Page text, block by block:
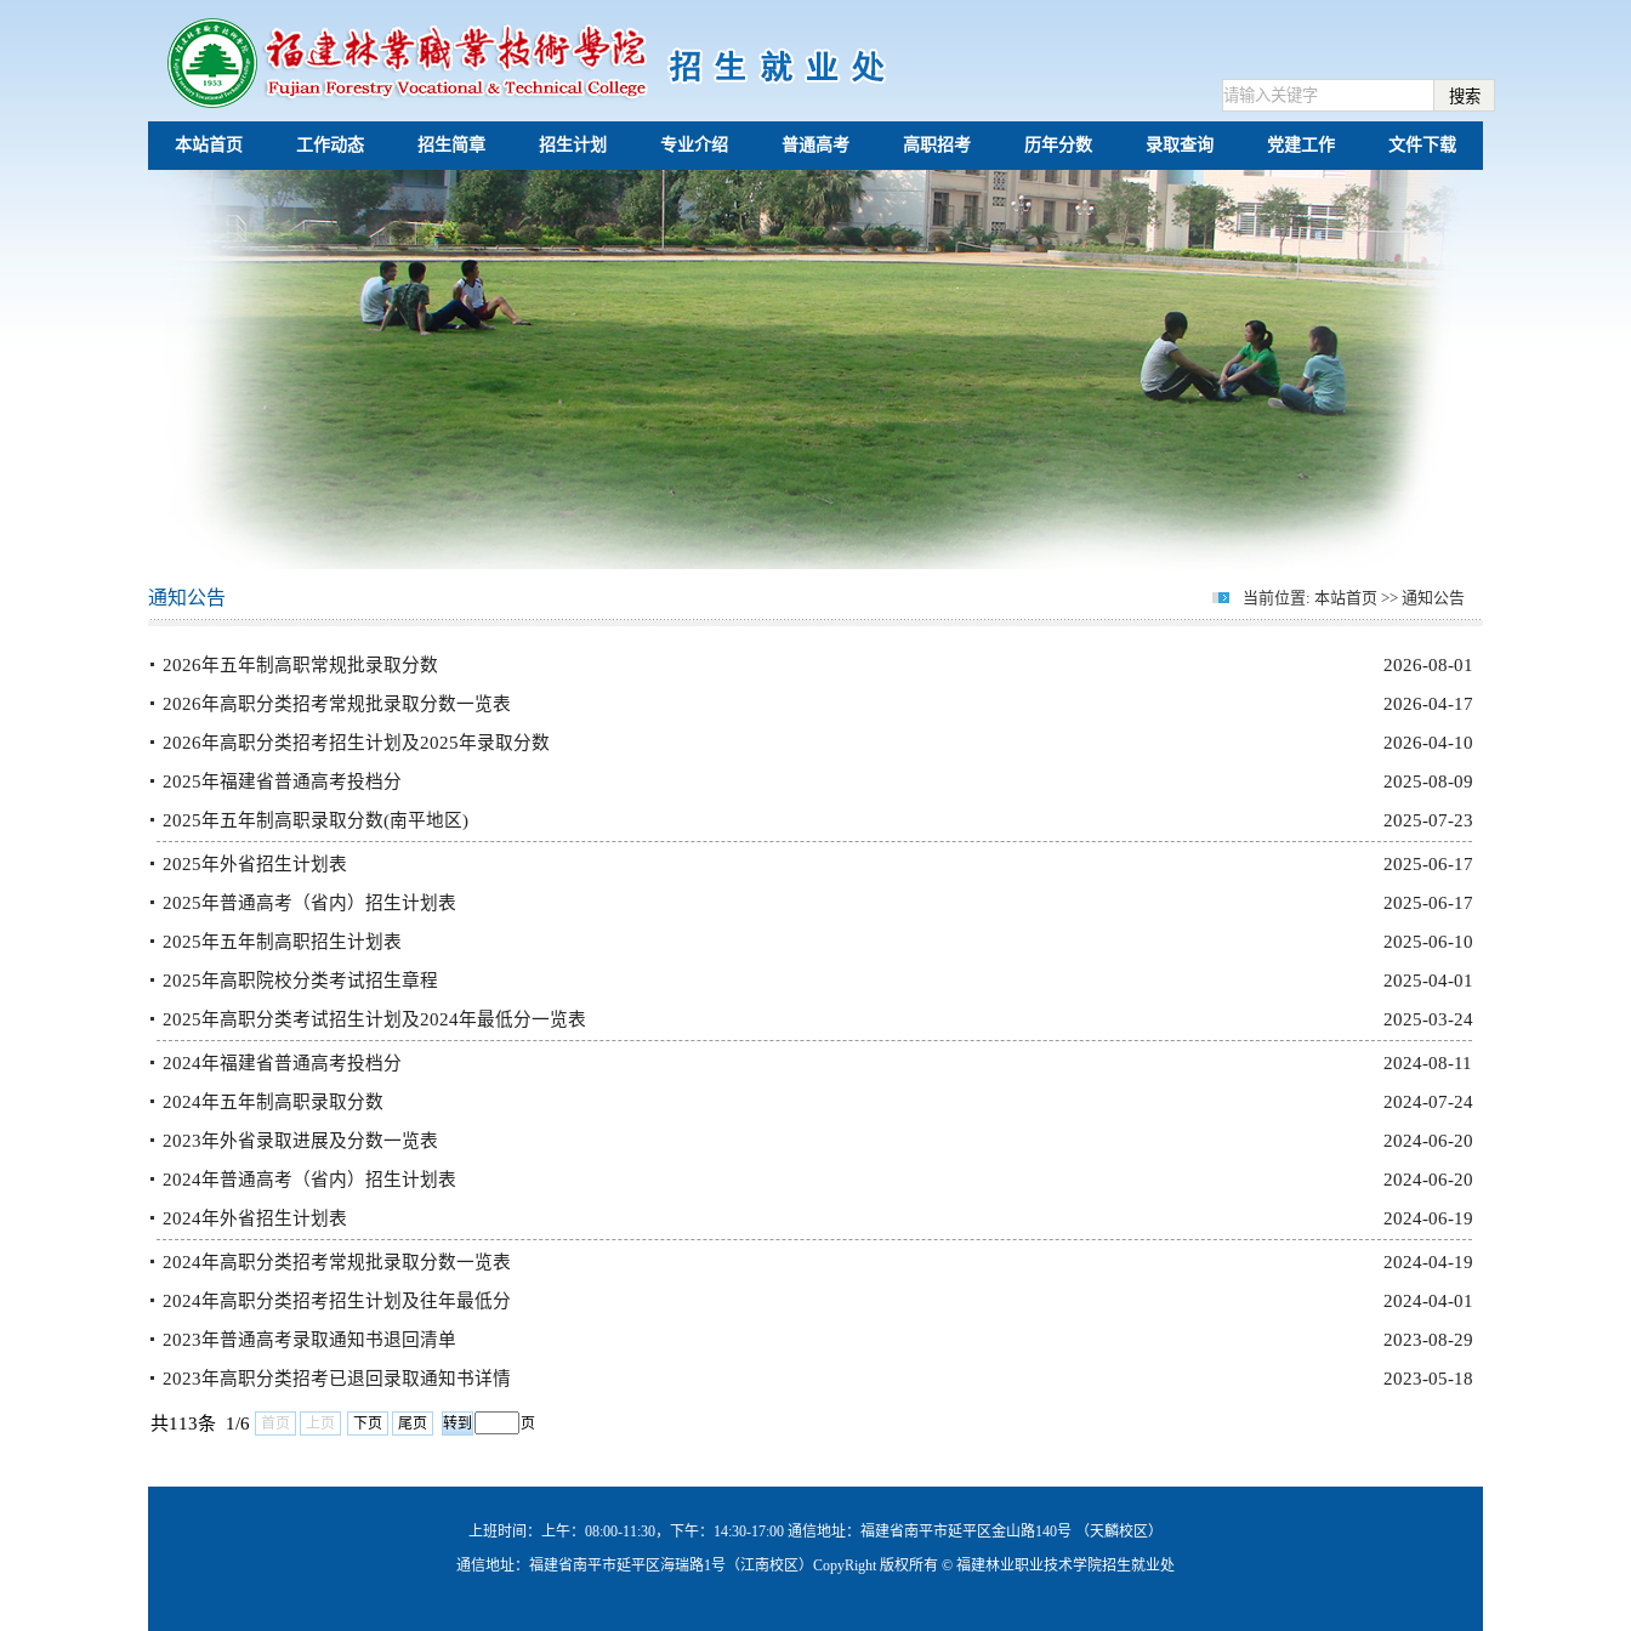
本站首页 工作动态 招生简章 招生计划 专业介绍 普通高考 高职招考 历年分数 录取查询 党建工作 文件下载
通知公告 当前位置: 本站首页 >> 通知公告
2026年五年制高职常规批录取分数
2026-08-01
2026年高职分类招考常规批录取分数一览表
2026-04-17
2026年高职分类招考招生计划及2025年录取分数
2026-04-10
2025年福建省普通高考投档分
2025-08-09
2025年五年制高职录取分数(南平地区)
2025-07-23
2025年外省招生计划表
2025-06-17
2025年普通高考（省内）招生计划表
2025-06-17
2025年五年制高职招生计划表
2025-06-10
2025年高职院校分类考试招生章程
2025-04-01
2025年高职分类考试招生计划及2024年最低分一览表
2025-03-24
2024年福建省普通高考投档分
2024-08-11
2024年五年制高职录取分数
2024-07-24
2023年外省录取进展及分数一览表
2024-06-20
2024年普通高考（省内）招生计划表
2024-06-20
2024年外省招生计划表
2024-06-19
2024年高职分类招考常规批录取分数一览表
2024-04-19
2024年高职分类招考招生计划及往年最低分
2024-04-01
2023年普通高考录取通知书退回清单
2023-08-29
2023年高职分类招考已退回录取通知书详情
2023-05-18
共113条 1/6 首页 上页 下页 尾页 页
上班时间：上午：08:00-11:30，下午：14:30-17:00 通信地址：福建省南平市延平区金山路140号 （天麟校区）
通信地址：福建省南平市延平区海瑞路1号（江南校区）CopyRight 版权所有 © 福建林业职业技术学院招生就业处